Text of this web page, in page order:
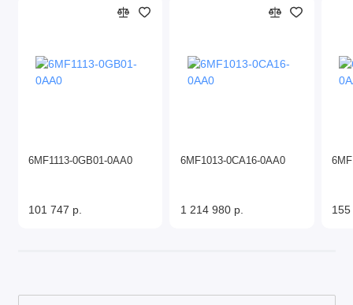
6MF1113-0GB01-0AA0
101 747 р.
6MF1013-0CA16-0AA0
1 214 980 р.